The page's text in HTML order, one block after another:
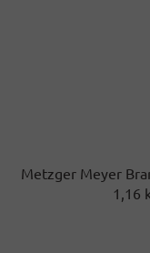
Metzger Meyer
1,16